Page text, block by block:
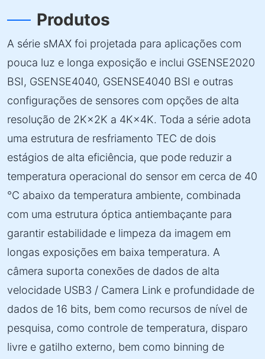
Produtos
A série sMAX foi projetada para aplicações com
pouca luz e longa exposição e inclui GSENSE2020
BSI, GSENSE4040, GSENSE4040 BSI e outras
configurações de sensores com opções de alta
resolução de 2K×2K a 4K×4K. Toda a série adota
uma estrutura de resfriamento TEC de dois
estágios de alta eficiência, que pode reduzir a
temperatura operacional do sensor em cerca de 40
°C abaixo da temperatura ambiente, combinada
com uma estrutura óptica antiembaçante para
garantir estabilidade e limpeza da imagem em
longas exposições em baixa temperatura. A
câmera suporta conexões de dados de alta
velocidade USB3 / Camera Link e profundidade de
dados de 16 bits, bem como recursos de nível de
pesquisa, como controle de temperatura, disparo
livre e gatilho externo, bem como binning de